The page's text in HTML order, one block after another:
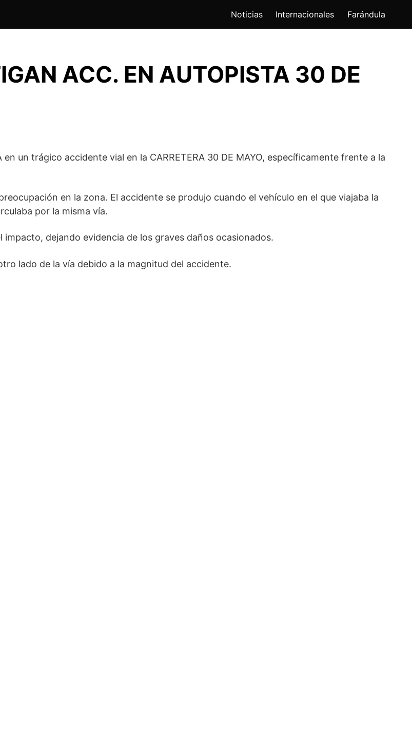
Noticias Internacionales Farándula
ACC. EN AUTOPISTA 30 DE
un trágico accidente vial en la CARRETERA 30 DE MAYO, específicamente frente a la
en la zona. El accidente se produjo cuando el vehículo en el que viajaba la
por la misma vía.
dejando evidencia de los graves daños ocasionados.
lado de la vía debido a la magnitud del accidente.